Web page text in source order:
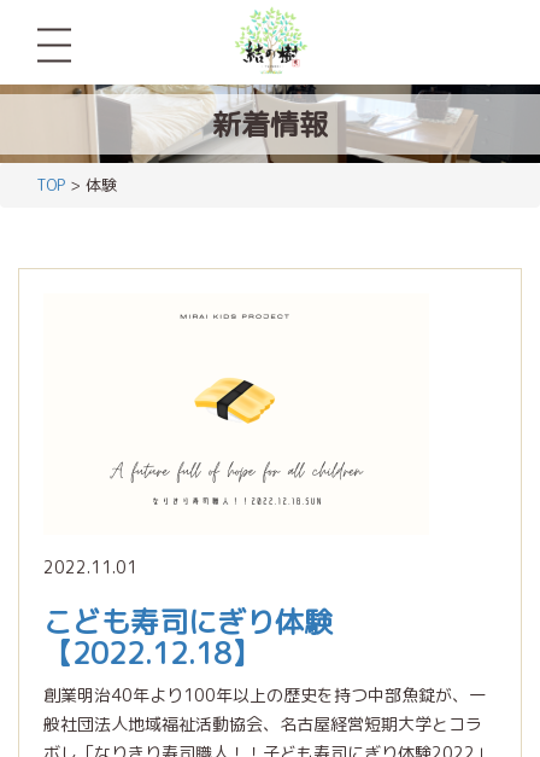
新着情報
TOP > 体験
2022.11.01
こども寿司にぎり体験
【2022.12.18】
創業明治40年より100年以上の歴史を持つ中部魚錠が、一
般社団法人地域福祉活動協会、名古屋経営短期大学とコラ